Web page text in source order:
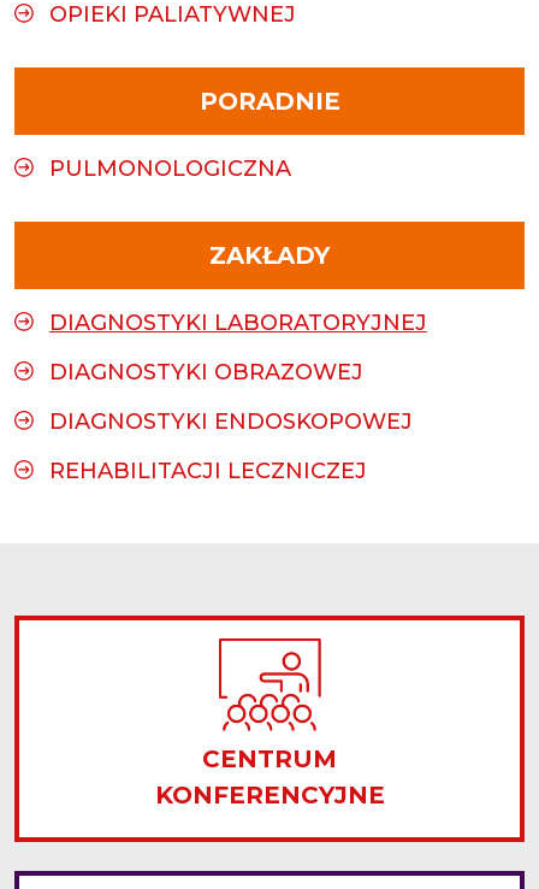
OPIEKI PALIATYWNEJ
PORADNIE
PULMONOLOGICZNA
ZAKŁADY
DIAGNOSTYKI LABORATORYJNEJ
DIAGNOSTYKI OBRAZOWEJ
DIAGNOSTYKI ENDOSKOPOWEJ
REHABILITACJI LECZNICZEJ
CENTRUM
KONFERENCYJNE